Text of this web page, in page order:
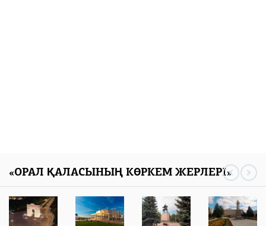
«ОРАЛ ҚАЛАСЫНЫҢ КӨРКЕМ ЖЕРЛЕРІ»